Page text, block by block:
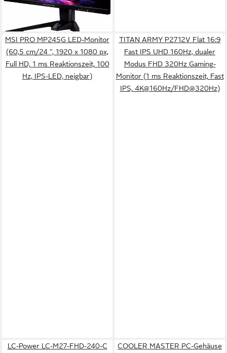
lieferbar - in 3-4 Werktagen bei dir
MSI PRO MP245G LED-Monitor
(60,5 cm/24 ", 1920 x 1080 px,
Full HD, 1 ms Reaktionszeit, 100
Hz, IPS-LED, neigbar)
TITAN ARMY P2712V Flat 16:9
Fast IPS UHD 160Hz, dualer
Modus FHD 320Hz Gaming-
Monitor (1 ms Reaktionszeit, Fast
IPS, 4K@160Hz/FHD@320Hz)
LC-Power LC-M27-FHD-240-C
COOLER MASTER PC-Gehäuse